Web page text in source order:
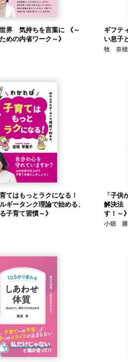
界 気持ちを言葉に 《～
めの内省ワーク～》
ギフテ
い息子
牧 奈穂
てはもっとラクになる！
ギータンク理論で始める、
子育て習慣～》
「子
解決法
す！～》
小畑 勝